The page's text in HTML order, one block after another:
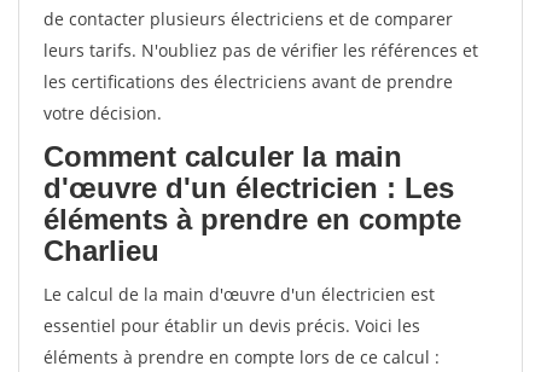
de contacter plusieurs électriciens et de comparer
leurs tarifs. N'oubliez pas de vérifier les références et
les certifications des électriciens avant de prendre
votre décision.
Comment calculer la main
d'œuvre d'un électricien : Les
éléments à prendre en compte
Charlieu
Le calcul de la main d'œuvre d'un électricien est
essentiel pour établir un devis précis. Voici les
éléments à prendre en compte lors de ce calcul :